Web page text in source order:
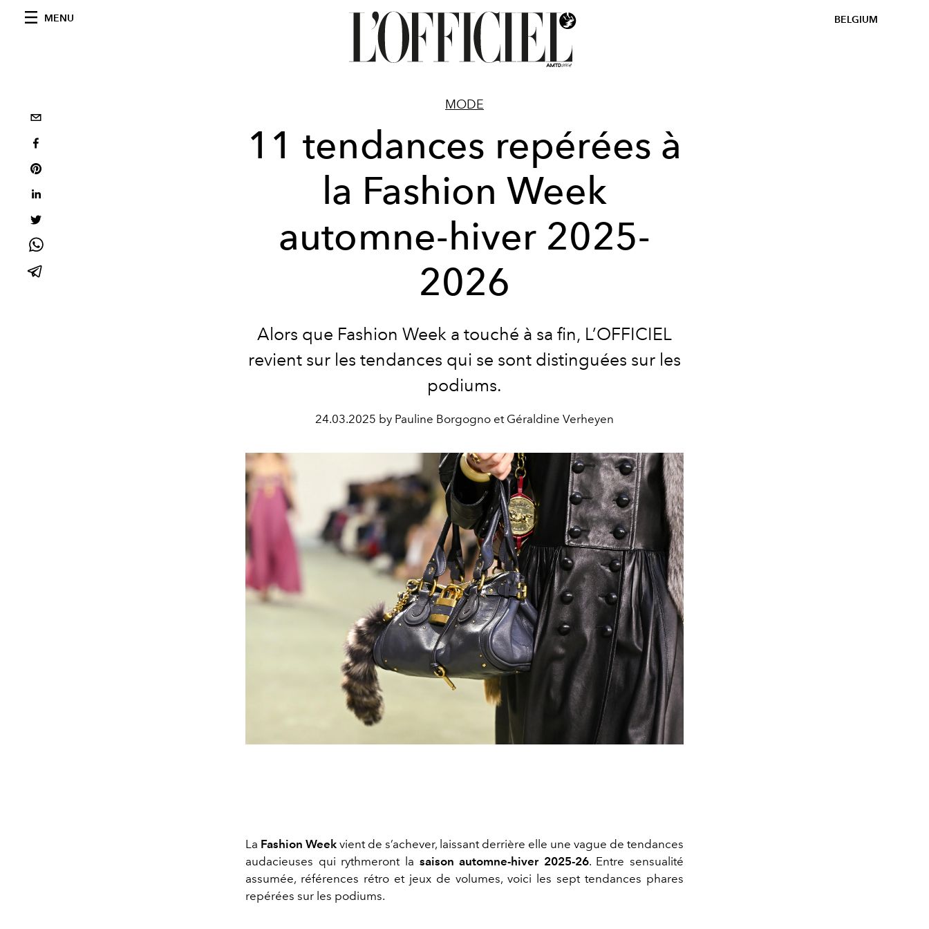
MENU BELGIUM
MODE
11 tendances repérées à
la Fashion Week
automne-hiver 2025-
2026
Alors que Fashion Week a touché à sa fin, L’OFFICIEL
revient sur les tendances qui se sont distinguées sur les
podiums.
24.03.2025 by Pauline Borgogno et Géraldine Verheyen
La Fashion Week vient de s’achever, laissant derrière elle une vague de tendances
audacieuses qui rythmeront la saison automne-hiver 2025-26. Entre sensualité
assumée, références rétro et jeux de volumes, voici les sept tendances phares
repérées sur les podiums.